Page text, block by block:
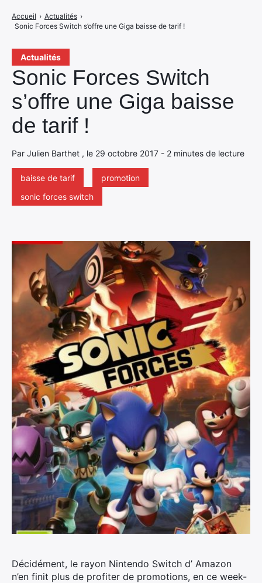
Actualités
Sonic Forces Switch
s’offre une Giga baisse
de tarif !
Par Julien Barthet , le 29 octobre 2017 - 2 minutes de lecture
baisse de tarif
promotion
sonic forces switch
Accueil › Actualités ›
Sonic Forces Switch s’offre une Giga baisse de tarif !
Décidément, le rayon Nintendo Switch d’ Amazon
n’en finit plus de profiter de promotions, en ce week-